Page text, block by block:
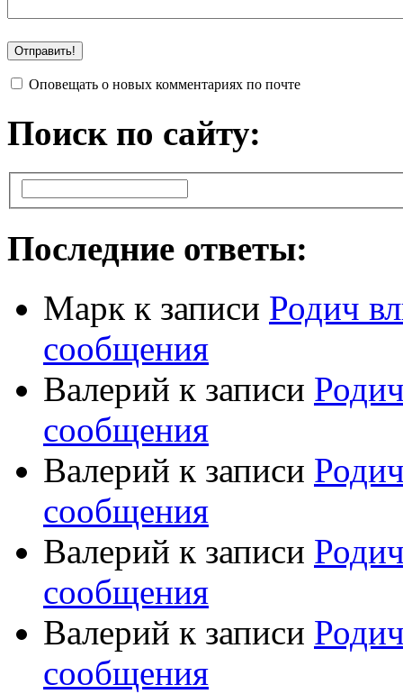
Оповещать о новых комментариях по почте
Поиск по сайту:
Последние ответы:
Марк к записи Родич
сообщения
Валерий к записи
сообщения
Валерий к записи
сообщения
Валерий к записи
сообщения
Валерий к записи
сообщения